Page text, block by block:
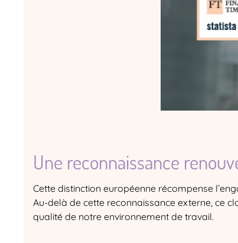
Une reconnaissance
Cette distinction européenne récompense
Au-delà de cette reconnaissance externe, ce
qualité de notre environnement de travail.